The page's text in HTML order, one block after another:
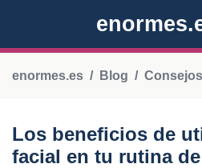
enormes.es Blog
Los beneficios de
facial en tu rutina